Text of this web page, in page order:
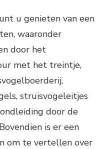
u genieten van een
waaronder
door het
met het treintje,
struisvogeleitjes
door de
is er een
om te vertellen over